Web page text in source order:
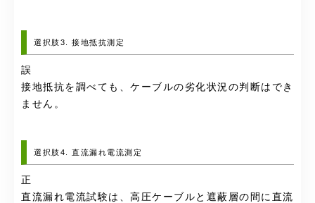
選択肢3. 接地抵抗測定
誤
接地抵抗を調べても、ケーブルの劣化状況の判断はでき
ません。
選択肢4. 直流漏れ電流測定
正
直流漏れ電流試験は、高圧ケーブルと遮蔽層の間に直流